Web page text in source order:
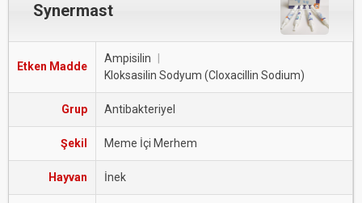
Synermast
Etken Madde
Ampisilin
Kloksasilin Sodyum (Cloxacillin Sodium)
Grup Antibakteriyel
Şekil Meme İçi Merhem
Hayvan İnek